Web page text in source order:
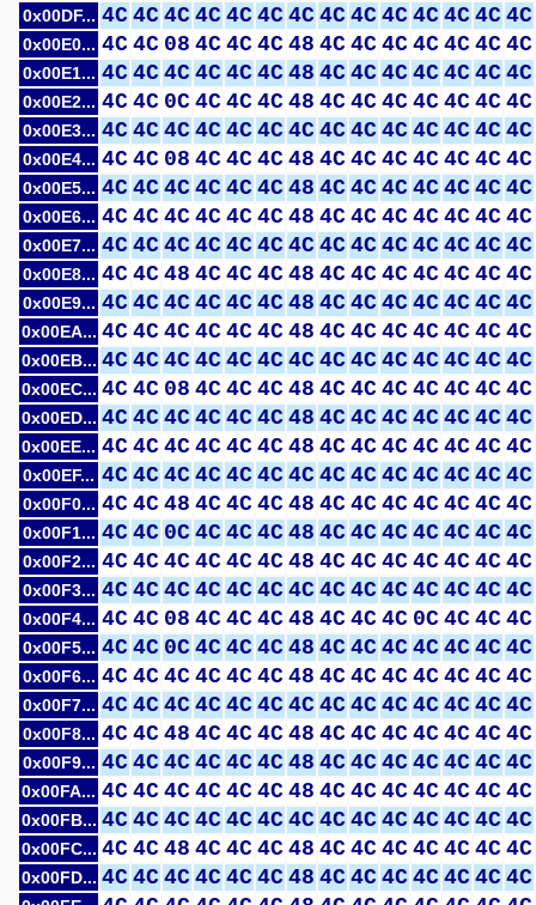
0x00DF... 4C 4C 4C 4C 4C 4C 4C 4C 4C 4C 4C 4C 4C 4C
0x00E0... 4C 4C 08 4C 4C 4C 48 4C 4C 4C 4C 4C 4C 4C
0x00E1... 4C 4C 4C 4C 4C 4C 48 4C 4C 4C 4C 4C 4C 4C
0x00E2... 4C 4C 0C 4C 4C 4C 48 4C 4C 4C 4C 4C 4C 4C
0x00E3... 4C 4C 4C 4C 4C 4C 4C 4C 4C 4C 4C 4C 4C 4C
0x00E4... 4C 4C 08 4C 4C 4C 48 4C 4C 4C 4C 4C 4C 4C
0x00E5... 4C 4C 4C 4C 4C 4C 48 4C 4C 4C 4C 4C 4C 4C
0x00E6... 4C 4C 4C 4C 4C 4C 48 4C 4C 4C 4C 4C 4C 4C
0x00E7... 4C 4C 4C 4C 4C 4C 4C 4C 4C 4C 4C 4C 4C 4C
0x00E8... 4C 4C 48 4C 4C 4C 48 4C 4C 4C 4C 4C 4C 4C
0x00E9... 4C 4C 4C 4C 4C 4C 48 4C 4C 4C 4C 4C 4C 4C
0x00EA... 4C 4C 4C 4C 4C 4C 48 4C 4C 4C 4C 4C 4C 4C
0x00EB... 4C 4C 4C 4C 4C 4C 4C 4C 4C 4C 4C 4C 4C 4C
0x00EC... 4C 4C 08 4C 4C 4C 48 4C 4C 4C 4C 4C 4C 4C
0x00ED... 4C 4C 4C 4C 4C 4C 48 4C 4C 4C 4C 4C 4C 4C
0x00EE... 4C 4C 4C 4C 4C 4C 48 4C 4C 4C 4C 4C 4C 4C
0x00EF... 4C 4C 4C 4C 4C 4C 4C 4C 4C 4C 4C 4C 4C 4C
0x00F0... 4C 4C 48 4C 4C 4C 48 4C 4C 4C 4C 4C 4C 4C
0x00F1... 4C 4C 0C 4C 4C 4C 48 4C 4C 4C 4C 4C 4C 4C
0x00F2... 4C 4C 4C 4C 4C 4C 48 4C 4C 4C 4C 4C 4C 4C
0x00F3... 4C 4C 4C 4C 4C 4C 4C 4C 4C 4C 4C 4C 4C 4C
0x00F4... 4C 4C 08 4C 4C 4C 48 4C 4C 4C 0C 4C 4C 4C
0x00F5... 4C 4C 0C 4C 4C 4C 48 4C 4C 4C 4C 4C 4C 4C
0x00F6... 4C 4C 4C 4C 4C 4C 48 4C 4C 4C 4C 4C 4C 4C
0x00F7... 4C 4C 4C 4C 4C 4C 4C 4C 4C 4C 4C 4C 4C 4C
0x00F8... 4C 4C 48 4C 4C 4C 48 4C 4C 4C 4C 4C 4C 4C
0x00F9... 4C 4C 4C 4C 4C 4C 48 4C 4C 4C 4C 4C 4C 4C
0x00FA... 4C 4C 4C 4C 4C 4C 48 4C 4C 4C 4C 4C 4C 4C
0x00FB... 4C 4C 4C 4C 4C 4C 4C 4C 4C 4C 4C 4C 4C 4C
0x00FC... 4C 4C 48 4C 4C 4C 48 4C 4C 4C 4C 4C 4C 4C
0x00FD... 4C 4C 4C 4C 4C 4C 48 4C 4C 4C 4C 4C 4C 4C